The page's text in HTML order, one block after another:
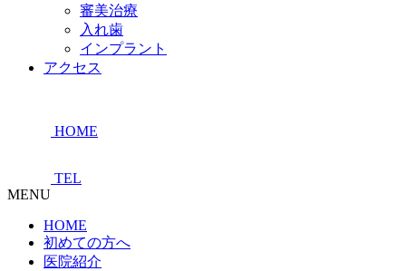
審美治療
入れ歯
インプラント
アクセス
HOME
TEL
MENU
HOME
初めての方へ
医院紹介